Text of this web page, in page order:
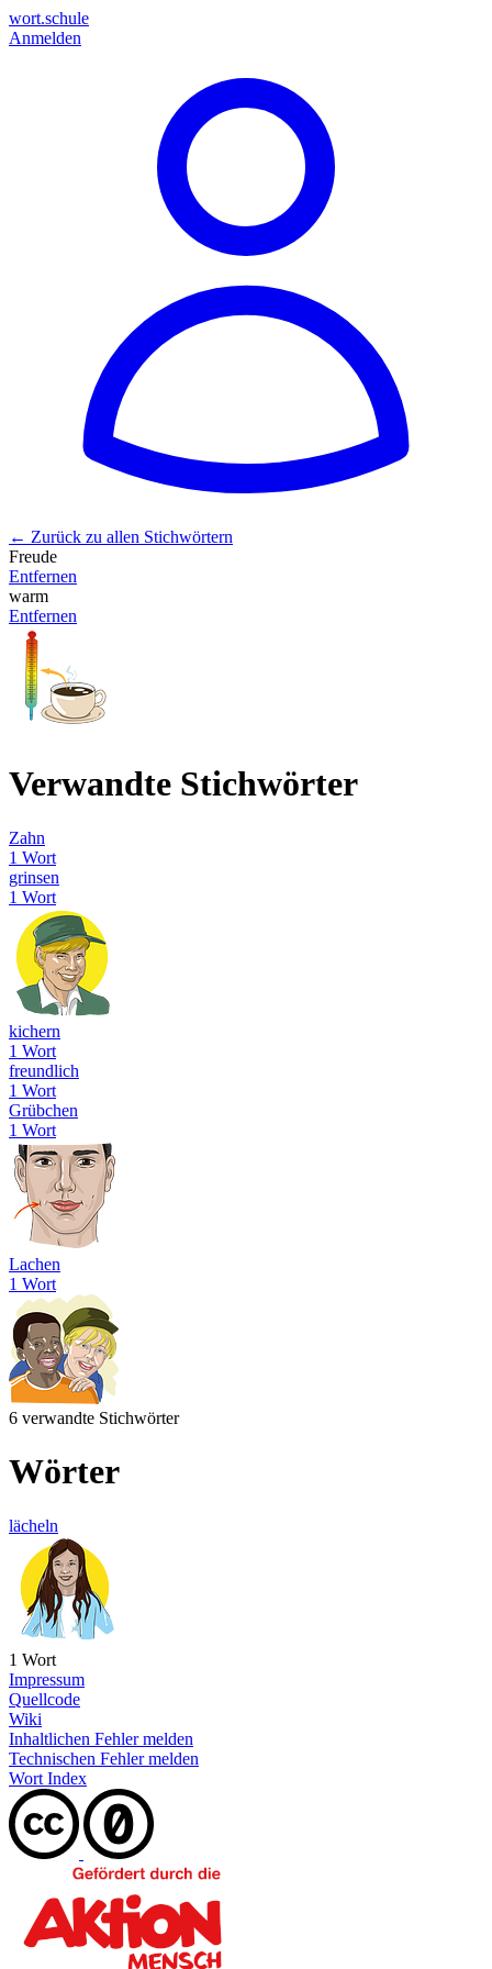
wort.schule
Anmelden
← Zurück zu allen Stichwörtern
Freude
Entfernen
warm
Entfernen
Verwandte Stichwörter
Zahn
1 Wort
grinsen
1 Wort
kichern
1 Wort
freundlich
1 Wort
Grübchen
1 Wort
Lachen
1 Wort
6 verwandte Stichwörter
Wörter
lächeln
1 Wort
Impressum
Quellcode
Wiki
Inhaltlichen Fehler melden
Technischen Fehler melden
Wort Index